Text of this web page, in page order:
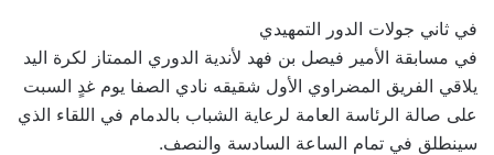
في ثاني جولات الدور التمهيدي
في مسابقة الأمير فيصل بن فهد لأندية الدوري الممتاز لكرة اليد
يلاقي الفريق المضراوي الأول شقيقه نادي الصفا يوم غدٍ السبت
على صالة الرئاسة العامة لرعاية الشباب بالدمام في اللقاء الذي
سينطلق في تمام الساعة السادسة والنصف.